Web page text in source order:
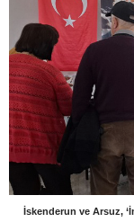
İskenderun ve Arsuz,